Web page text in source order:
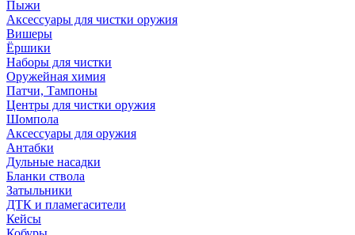
Пыжи
Аксессуары для чистки оружия
Вишеры
Ёршики
Наборы для чистки
Оружейная химия
Патчи, Тампоны
Центры для чистки оружия
Шомпола
Аксессуары для оружия
Антабки
Дульные насадки
Бланки ствола
Затыльники
ДТК и пламегасители
Кейсы